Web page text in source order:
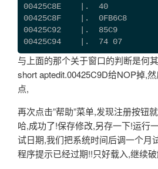
00425C8E    |.  40
00425C8F    |.  0FB6C8
00425C92    |.  85C9
00425C94    |.  74 07
与上面的那个关于窗口的判断是何
short aptedit.00425C9D给NOP掉,
点,
再次点击”帮助”菜单,发现注册按钮
哈,成功了!保存修改,另存一下!运行
试日期,我们把系统时间后调一个月
程序提示已经过期!!只好载入,继续